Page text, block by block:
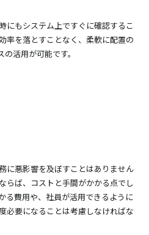
にもシステム上ですぐに確認するこ
率を落とすことなく、柔軟に配置の
活用が可能です。
に悪影響を及ぼすことはありません
らば、コストと手間がかかる点でし
る費用や、社員が活用できるように
必要になることは考慮しなければな